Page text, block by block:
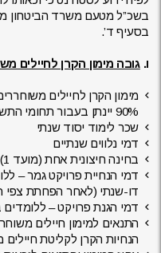
בשכ”ל מטעם משרד הביטחון
בסעיף ד’.
ו.גובה מימון הקרן לחיילים
מימון הקרן לחיילים
90% יינתן בעבור תחומי התשלום הבאים:
שכר לימוד יסוד שנתי
דמי נלווים שנתיים
בחינה חיצונית אחת (מועד 1)
דמי הנחיית פרויקט גמר –
דו-שנתי (לאחר הפחתת צפי
דמי הגנת פרויקט –
התנאים למימון חיילים
הנחיות הקרן לקליטת חיילים